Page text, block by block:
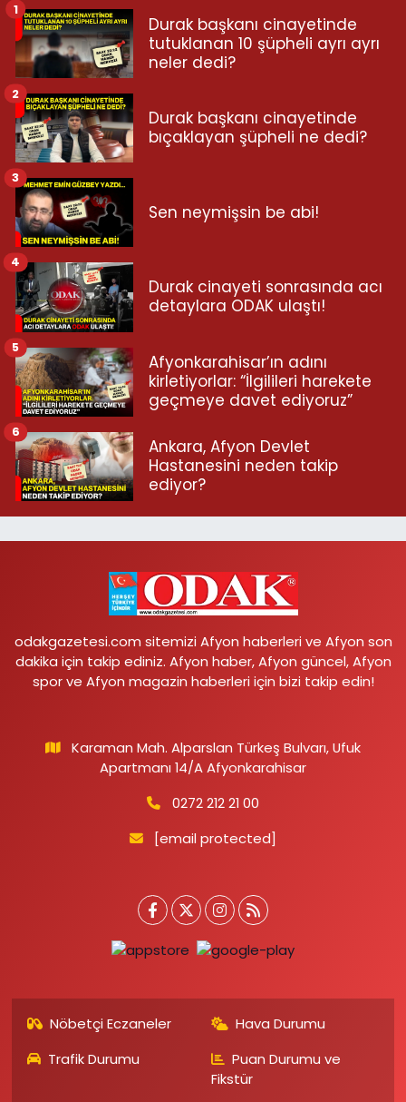
Durak başkanı cinayetinde
tutuklanan 10 şüpheli ayrı ayrı
neler dedi?
1
Durak başkanı cinayetinde
bıçaklayan şüpheli ne dedi?
2
Sen neymişsin be abi!
3
Durak cinayeti sonrasında acı
detaylara ODAK ulaştı!
4
Afyonkarahisar’ın adını
kirletiyorlar: “İlgilileri harekete
geçmeye davet ediyoruz”
5
Ankara, Afyon Devlet
Hastanesini neden takip
ediyor?
6
odakgazetesi.com sitemizi Afyon haberleri ve Afyon son
dakika için takip ediniz. Afyon haber, Afyon güncel, Afyon
spor ve Afyon magazin haberleri için bizi takip edin!
Karaman Mah. Alparslan Türkeş Bulvarı, Ufuk
Apartmanı 14/A Afyonkarahisar
0272 212 21 00
[email protected]
Nöbetçi Eczaneler
Hava Durumu
Trafik Durumu
Puan Durumu ve
Fikstür